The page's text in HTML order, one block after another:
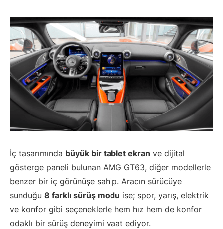
İç tasarımında büyük bir tablet ekran ve dijital
gösterge paneli bulunan AMG GT63, diğer modellerle
benzer bir iç görünüşe sahip. Aracın sürücüye
sunduğu 8 farklı sürüş modu ise; spor, yarış, elektrik
ve konfor gibi seçeneklerle hem hız hem de konfor
odaklı bir sürüş deneyimi vaat ediyor.